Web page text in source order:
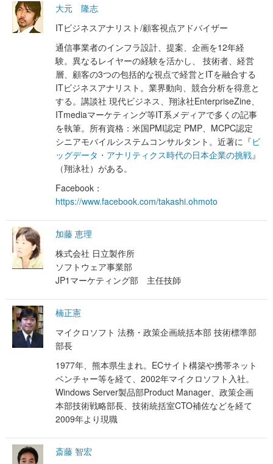
大元 隆志
ITビジネスアナリスト/顧客視点アドバイザー
通信事業者のインフラ設計、提案、企画を12年経
験。異なるレイヤーの経験を活かし、 技術者、経営
層、顧客の3つの包括的な視点で経営とITを融合する
ITビジネスアナリスト。業界動向、競合分析を得意と
する。講談社 現代ビジネス、翔泳社EnterpriseZine、
ITmediaマーケティング等IT系メディアで多くの記事
を執筆。所有資格：米国PMI認定 PMP、MCPC認定
シニアモバイルシステムコンサルタント。近著に『ビ
ッグデータ・アナリティクス時代の日本企業の挑戦』
（翔泳社）がある。
Facebook：
https://www.facebook.com/takashi.ohmoto
加藤 恵理
株式会社 日立製作所
ソフトウェア事業部
JP1マーケティング部 主任技師
楠正憲
マイクロソフト 法務・政策企画統括本部 技術標準部
部長
1977年、熊本県生まれ。ECサイト構築や携帯ネット
ベンチャー等を経て、2002年マイクロソフト入社。
Windows Server製品部Product Manager、政策企画
本部技術戦略部長、技術統括室CTO補佐などを経て
2009年より現職
斎藤 智宏